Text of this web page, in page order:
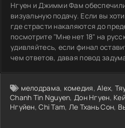
Нгуен и Джимми Фам
визуальную подачу. Если вы
где страсти накаляются до
посмотрите "Мне нет 18" на
удивляйтесь, если финал
чем ответов, давая повод
мелодрама, комедия,Alex,
Chanh Tin Nguyen,Дон Нгуен,
Нгуйен,Chi Tam, Ле Тхань Сон,